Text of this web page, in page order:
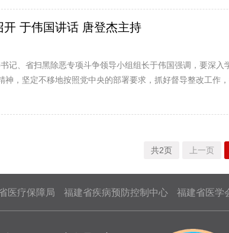
于伟国讲话 唐登杰主持
省扫黑除恶专项斗争领导小组组长于伟国强调，要深入
，坚定不移地按照党中央的部署要求，抓好督导整改工作
共2页 上一页
医疗保障局 福建省疾病预防控制中心 福建省医学